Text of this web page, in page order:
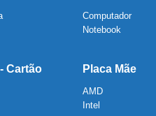
Computador
Notebook
Cartão Placa Mãe
AMD
Intel